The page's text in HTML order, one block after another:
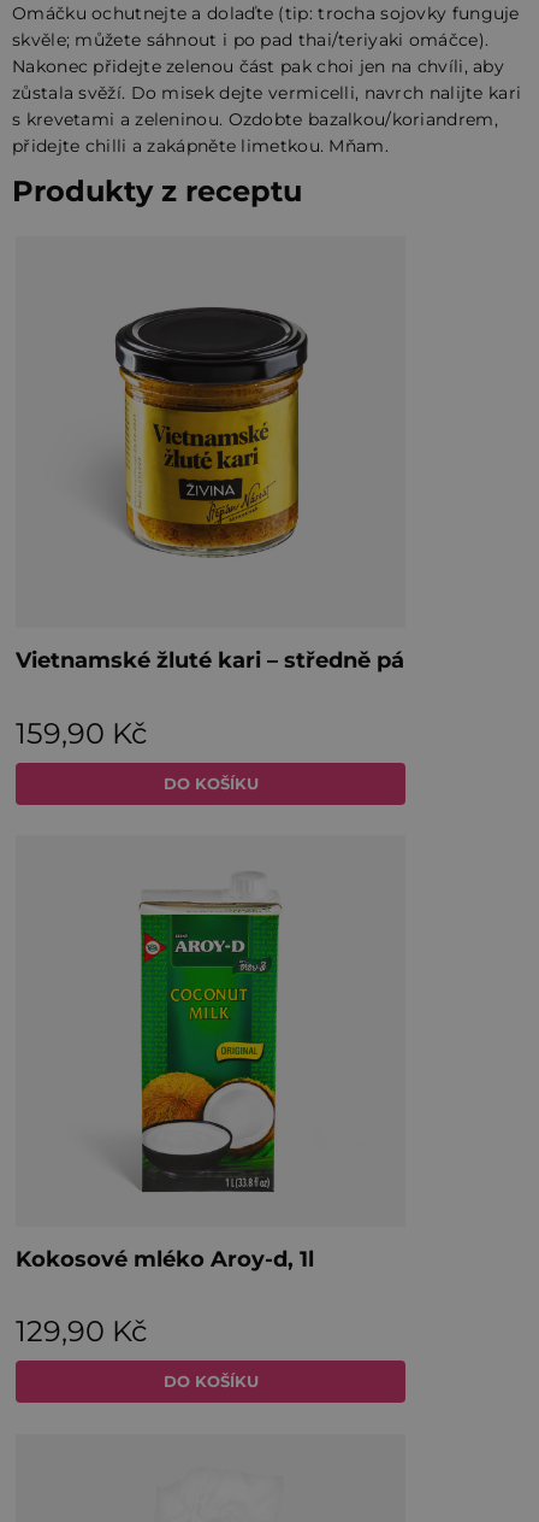
Omáčku ochutnejte a dolaďte (tip: trocha sojovky funguje
skvěle; můžete sáhnout i po pad thai/teriyaki omáčce).
Nakonec přidejte zelenou část pak choi jen na chvíli, aby
zůstala svěží. Do misek dejte vermicelli, navrch nalijte kari
s krevetami a zeleninou. Ozdobte bazalkou/koriandrem,
přidejte chilli a zakápněte limetkou. Mňam.
Produkty z receptu